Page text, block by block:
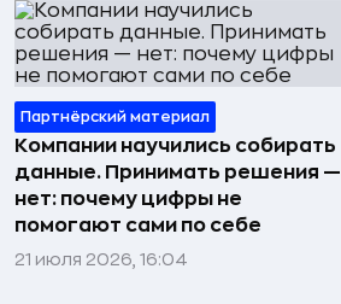
Партнёрский материал
Компании научились собирать
данные. Принимать решения —
нет: почему цифры не
помогают сами по себе
21 июля 2026, 16:04